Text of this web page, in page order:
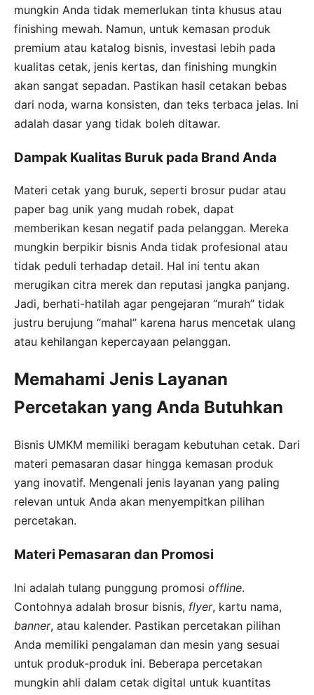
mungkin Anda tidak memerlukan tinta khusus atau
finishing mewah. Namun, untuk kemasan produk
premium atau katalog bisnis, investasi lebih pada
kualitas cetak, jenis kertas, dan finishing mungkin
akan sangat sepadan. Pastikan hasil cetakan bebas
dari noda, warna konsisten, dan teks terbaca jelas. Ini
adalah dasar yang tidak boleh ditawar.
Dampak Kualitas Buruk pada Brand Anda
Materi cetak yang buruk, seperti brosur pudar atau
paper bag unik yang mudah robek, dapat
memberikan kesan negatif pada pelanggan. Mereka
mungkin berpikir bisnis Anda tidak profesional atau
tidak peduli terhadap detail. Hal ini tentu akan
merugikan citra merek dan reputasi jangka panjang.
Jadi, berhati-hatilah agar pengejaran “murah” tidak
justru berujung “mahal” karena harus mencetak ulang
atau kehilangan kepercayaan pelanggan.
Memahami Jenis Layanan
Percetakan yang Anda Butuhkan
Bisnis UMKM memiliki beragam kebutuhan cetak. Dari
materi pemasaran dasar hingga kemasan produk
yang inovatif. Mengenali jenis layanan yang paling
relevan untuk Anda akan menyempitkan pilihan
percetakan.
Materi Pemasaran dan Promosi
Ini adalah tulang punggung promosi offline.
Contohnya adalah brosur bisnis, flyer, kartu nama,
banner, atau kalender. Pastikan percetakan pilihan
Anda memiliki pengalaman dan mesin yang sesuai
untuk produk-produk ini. Beberapa percetakan
mungkin ahli dalam cetak digital untuk kuantitas